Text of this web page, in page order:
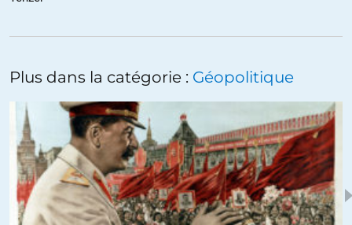
Plus dans la catégorie : Géopolitique